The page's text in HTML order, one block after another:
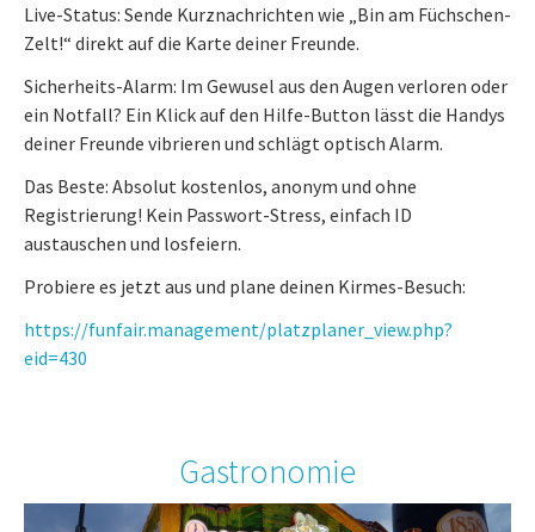
Live-Status: Sende Kurznachrichten wie „Bin am Füchschen-
Zelt!“ direkt auf die Karte deiner Freunde.
Sicherheits-Alarm: Im Gewusel aus den Augen verloren oder
ein Notfall? Ein Klick auf den Hilfe-Button lässt die Handys
deiner Freunde vibrieren und schlägt optisch Alarm.
Das Beste: Absolut kostenlos, anonym und ohne
Registrierung! Kein Passwort-Stress, einfach ID
austauschen und losfeiern.
Probiere es jetzt aus und plane deinen Kirmes-Besuch:
https://funfair.management/platzplaner_view.php?
eid=430
Gastronomie